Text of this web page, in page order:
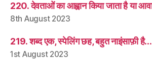
220. देवताओं का आह्वान किया जाता है या
8th August 2023
219. शब्द एक, स्पेलिंग छह, बहुत नाइंसाफ़ी है…
1st August 2023